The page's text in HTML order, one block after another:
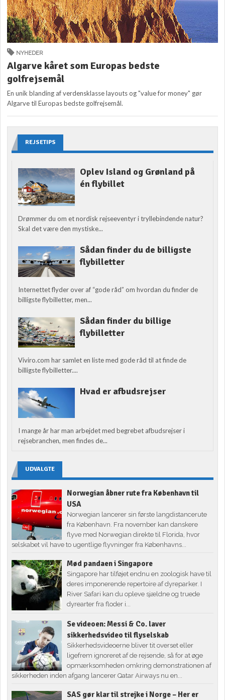
NYHEDER
Algarve kåret som Europas bedste
golfrejsemål
En unik blanding af verdensklasse layouts og "value for money" gør
Algarve til Europas bedste golfrejsemål.
REJSETIPS
Oplev Island og Grønland på
én flybillet
Drømmer du om et nordisk rejseeventyr i tryllebindende natur?
Skal det være den mystiske...
Sådan finder du de billigste
flybilletter
Internettet flyder over af “gode råd” om hvordan du finder de
billigste flybilletter, men...
Sådan finder du billige
flybilletter
Viviro.com har samlet en liste med gode råd til at finde de
billigste flybilletter....
Hvad er afbudsrejser
I mange år har man arbejdet med begrebet afbudsrejser i
rejsebranchen, men findes de...
UDVALGTE
Norwegian åbner rute fra København til
USA
Norwegian lancerer sin første langdistancerute
fra København. Fra november kan danskere
flyve med Norwegian direkte til Florida, hvor
selskabet vil have to ugentlige flyvninger fra Københavns...
Mød pandaen i Singapore
Singapore har tilføjet endnu en zoologisk have til
deres imponerende repertoire af dyreparker. I
River Safari kan du opleve sjældne og truede
dyrearter fra floder i...
Se videoen: Messi & Co. laver
sikkerhedsvideo til flyselskab
Sikkerhedsvideoerne bliver tit overset eller
ligefrem ignoreret af de rejsende, så for at øge
opmærksomheden omkring demonstrationen af
sikkerheden inden afgang lancerer Qatar Airways nu en...
SAS gør klar til strejke i Norge – Her er